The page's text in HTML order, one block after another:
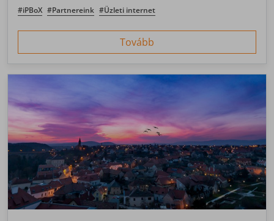
világtól elzárt helyről? Talán nem mondunk újat: a
#iPBoX #Partnereink #Üzleti internet
Tovább